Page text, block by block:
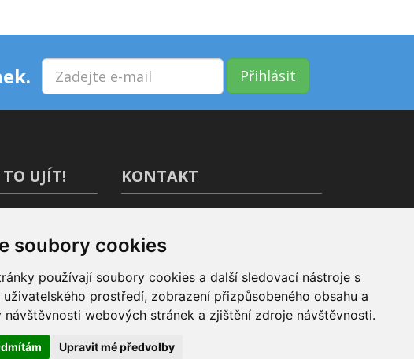
soubory cookies
používají soubory cookies a další sledovací nástroje s
prostředí, zobrazení přizpůsobeného obsahu a
návštěvnosti webových stránek a zjištění zdroje návštěvnosti.
Upravit mé předvolby
Přihlásit
UJÍT! KONTAKT
779 00 Olomouc
Jsme tu pro Vás od 9:00 do 17:00
(+420) 737 266 402